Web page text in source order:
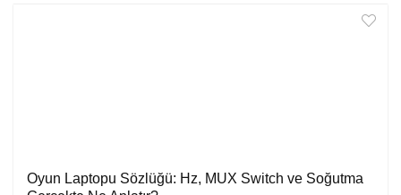
Oyun Laptopu Sözlüğü: Hz, MUX Switch ve Soğutma